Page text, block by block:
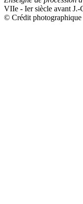
VIIe - Ier siècle avant J.-
© Crédit